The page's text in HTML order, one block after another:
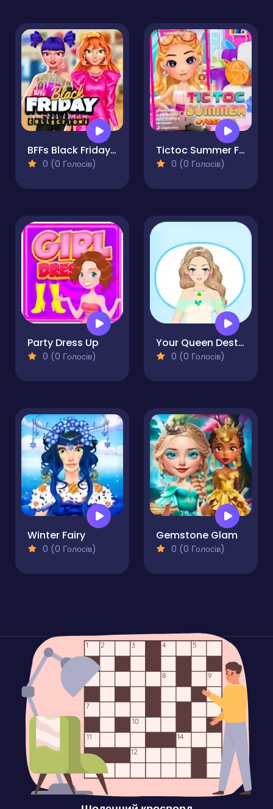
BFFs Black Friday Collection
0 (0 Голосів)
Tictoc Summer Fashion
0 (0 Голосів)
Party Dress Up
0 (0 Голосів)
Your Queen Destiny
0 (0 Голосів)
Winter Fairy
0 (0 Голосів)
Gemstone Glam
0 (0 Голосів)